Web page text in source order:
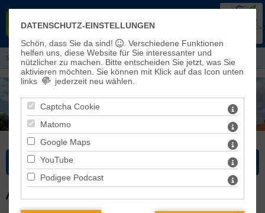
EISLEBEN-SÖMMERDA
Sie sind hier: Kirchenkreis > Pfarrbereiche und Kirchengemeinden
Bitte wählen Sie...
ALLERSTEDT
DATENSCHUTZ-EINSTELLUNGEN
Schön, dass Sie da sind!
. Verschiedene Funktionen
helfen uns, diese Website für Sie interessanter und
nützlicher zu machen.
Bitte entscheiden Sie jetzt, was Sie
aktivieren möchten. Sie können mit Klick auf das Icon unten
links
jederzeit neu wählen.
Captcha Cookie
Matomo
Google Maps
YouTube
Podigee Podcast